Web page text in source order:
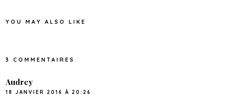
YOU MAY ALSO LIKE
3 COMMENTAIRES
Audrey
18 JANVIER 2016 À 20:26